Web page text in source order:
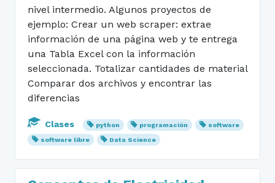
nivel intermedio. Algunos proyectos de
ejemplo: Crear un web scraper: extrae
información de una página web y te entrega
una Tabla Excel con la información
seleccionada. Totalizar cantidades de material
Comparar dos archivos y encontrar las
diferencias
Clases python programación
software
software libre
Data Science